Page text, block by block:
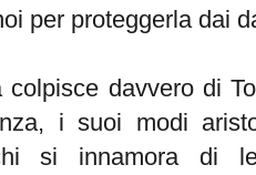
per proteggerla dai
colpisce davvero di
i suoi modi
si innamora di